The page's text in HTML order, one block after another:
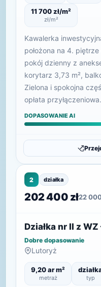
11 700 zł/m²
zł/m²
Kawalerka
położona na 4.
pokój dzienny z
korytarz 3,73 m²,
Zielona i spokojna
opłata
DOPASOWANIE AI
2 działka
202 400 zł22
Działka nr II z
Dobre dopasowanie
Lutoryż
9,20 ar m²
metraż typ